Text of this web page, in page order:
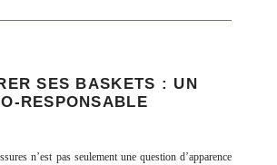
SES BASKETS : UN
RESPONSABLE
n’est pas seulement une question d’apparence